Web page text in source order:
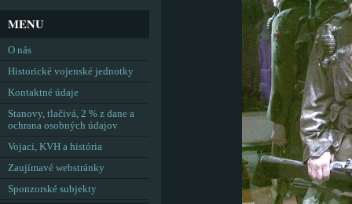
MENU
O nás
Historické vojenské jednotky
Kontaktné údaje
Stanovy, tlačivá, 2 % z dane a
ochrana osobných údajov
Vojaci, KVH a história
Zaujímavé webstránky
Sponzorské subjekty